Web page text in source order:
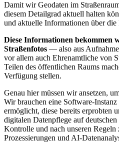
Damit wir Geodaten im
diesem Detailgrad aktuell halten
und aktuelle Informationen über
Diese Informationen bekommen
Straßenfotos — also aus
vor allem auch Ehrenamtliche von
Teilen des öffentlichen Raums
Verfügung stellen.
Genau hier müssen wir ansetzen,
Wir brauchen eine Software-
ermöglicht, diese bereits erprobten
digitalen Datenpflege auf
Kontrolle und nach unseren
Prozessierungen und AI-